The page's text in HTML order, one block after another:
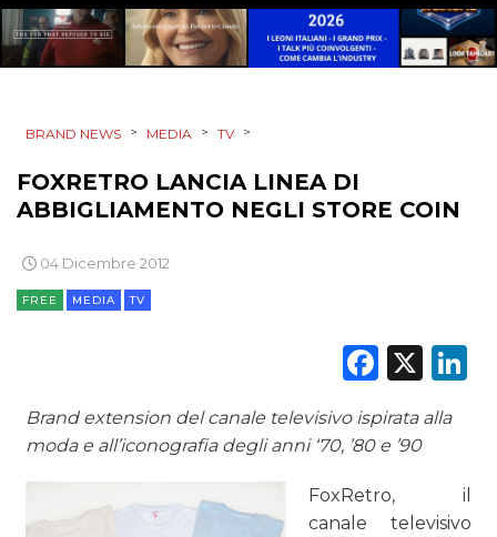
PUNTI VENDITA
CINEMA
DIGITALE
ESTERNA
TV
BRAND NEWS > MEDIA > TV >
FOXRETRO LANCIA LINEA DI
ABBIGLIAMENTO NEGLI STORE COIN
04 Dicembre 2012
FREE MEDIA TV
X
Brand extension del canale televisivo ispirata alla
moda e all’iconografia degli anni ‘70, ’80 e ’90
FoxRetro, il
canale televisivo